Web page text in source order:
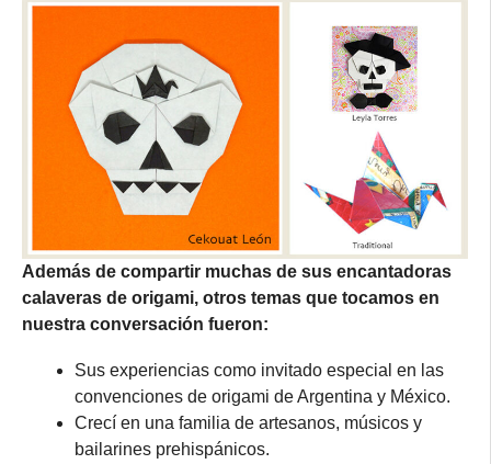
Además de compartir muchas de sus encantadoras
calaveras de origami, otros temas que tocamos en
nuestra conversación fueron:
Sus experiencias como invitado especial en las
convenciones de origami de Argentina y México.
Crecí en una familia de artesanos, músicos y
bailarines prehispánicos.